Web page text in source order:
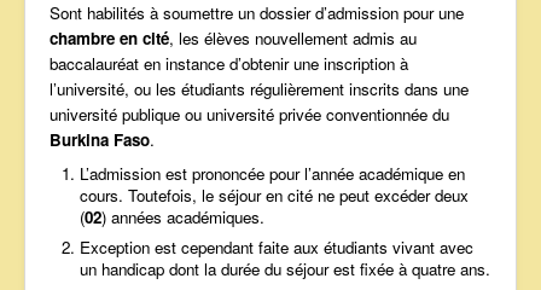
Sont habilités à soumettre un dossier d’admission pour une
chambre en cité, les élèves nouvellement admis au
baccalauréat en instance d’obtenir une inscription à
l’université, ou les étudiants régulièrement inscrits dans une
université publique ou université privée conventionnée du
Burkina Faso.
L’admission est prononcée pour l’année académique en
cours. Toutefois, le séjour en cité ne peut excéder deux
(02) années académiques.
Exception est cependant faite aux étudiants vivant avec
un handicap dont la durée du séjour est fixée à quatre ans.